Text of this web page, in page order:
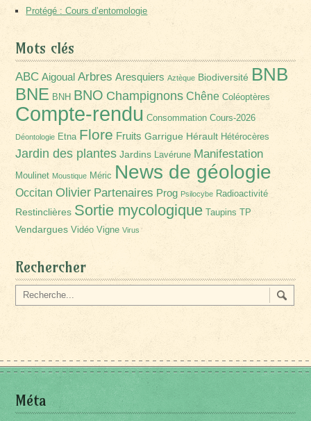
Protégé : Cours d’entomologie
Mots clés
ABC Aigoual Arbres Aresquiers Aztèque Biodiversité BNB
BNE BNH BNO Champignons Chêne Coléoptères
Compte-rendu Consommation Cours-2026
Déontologie Etna Flore Fruits Garrigue Hérault Hétérocères
Jardin des plantes Jardins Lavérune Manifestation
Moulinet Moustique Méric News de géologie
Occitan Olivier Partenaires Prog Psilocybe Radioactivité
Restinclières Sortie mycologique Taupins TP
Vendargues Vidéo Vigne Virus
Rechercher
Méta